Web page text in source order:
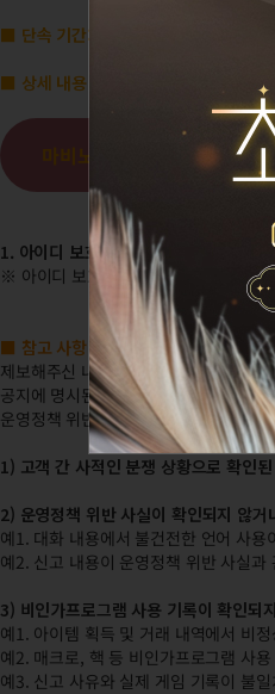
■ 단속 기간:
2024년 2월 15일(목) ~
■ 상세 내용
마비노기 영웅전 운영정책 확
1. 아이디 보호를 위한 임시 이용제한:
※ 아이디 보호가 진행될 경우 본인확인
■ 참고 사항 안내
제보해주신 내용 중 아래의 케이스에 해
공지에 명시된 기간에 접수하였더라도
운영정책 위반 사항에 대해서는 최선을
1) 고객 간 사적인 분쟁 상황으로 확인
2) 운영정책 위반 사실이 확인되지 않
예1. 대화 내용에서 불건전한 언어 사용
예2. 신고 내용이 운영정책 위반 사실과
3) 비인가프로그램 사용 기록이 확인되
예1. 아이템 획득 및 거래 내역에서 비
예2. 매크로, 핵 등 비인가프로그램 사
예3. 신고 사유와 실제 게임 기록이 불